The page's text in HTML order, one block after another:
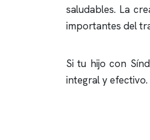
saludables. La
importantes del
Si tu hijo con
integral y efectivo.